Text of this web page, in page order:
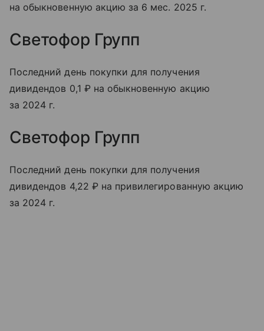
на обыкновенную акцию за 6 мес. 2025 г.
Светофор Групп
Последний день покупки для получения
дивидендов 0,1 ₽ на обыкновенную акцию
за 2024 г.
Светофор Групп
Последний день покупки для получения
дивидендов 4,22 ₽ на привилегированную акцию
за 2024 г.